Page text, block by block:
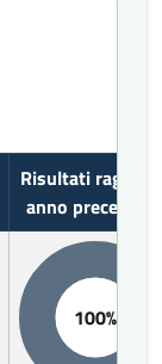
Risultati
anno
100%